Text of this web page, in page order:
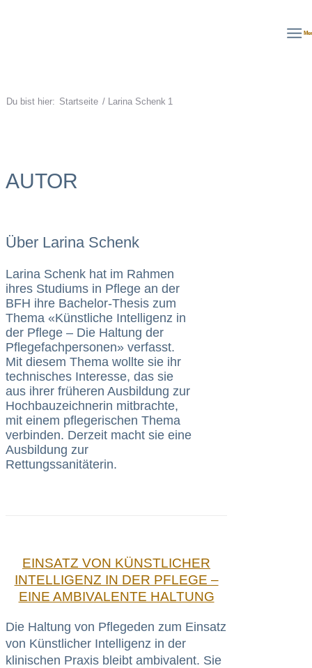
Du bist hier: Startseite 1
/ Larina Schenk
AUTOR
Über Larina Schenk
Larina Schenk hat im Rahmen
ihres Studiums in Pflege an der
BFH ihre Bachelor-Thesis zum
Thema «Künstliche Intelligenz in
der Pflege – Die Haltung der
Pflegefachpersonen» verfasst.
Mit diesem Thema wollte sie ihr
technisches Interesse, das sie
aus ihrer früheren Ausbildung zur
Hochbauzeichnerin mitbrachte,
mit einem pflegerischen Thema
verbinden. Derzeit macht sie eine
Ausbildung zur
Rettungssanitäterin.
EINSATZ VON KÜNSTLICHER
INTELLIGENZ IN DER PFLEGE –
EINE AMBIVALENTE HALTUNG
Die Haltung von Pflegeden zum Einsatz
von Künstlicher Intelligenz in der
klinischen Praxis bleibt ambivalent. Sie